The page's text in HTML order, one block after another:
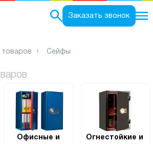
Заказать звонок
товаров Сейфы
Офисные и
Огнестойкие и